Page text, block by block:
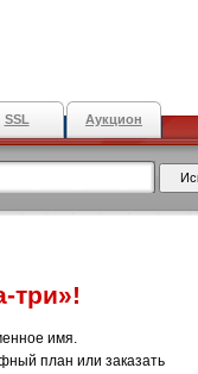
SSL Аукцион
три»!
имя.
план или заказать